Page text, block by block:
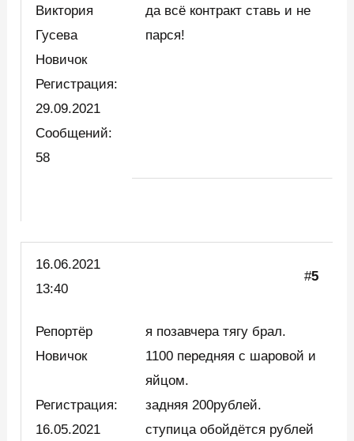
Виктория
Гусева
Новичок
Регистрация:
29.09.2021
Сообщений:
58
да всё контракт ставь и не
парся!
16.06.2021
13:40
#5
Репортёр
Новичок
Регистрация:
16.05.2021
я позавчера тягу брал.
1100 передняя с шаровой и
яйцом.
задняя 200рублей.
ступица обойдётся рублей